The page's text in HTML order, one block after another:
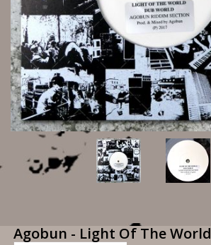
Agobun - Light Of The World